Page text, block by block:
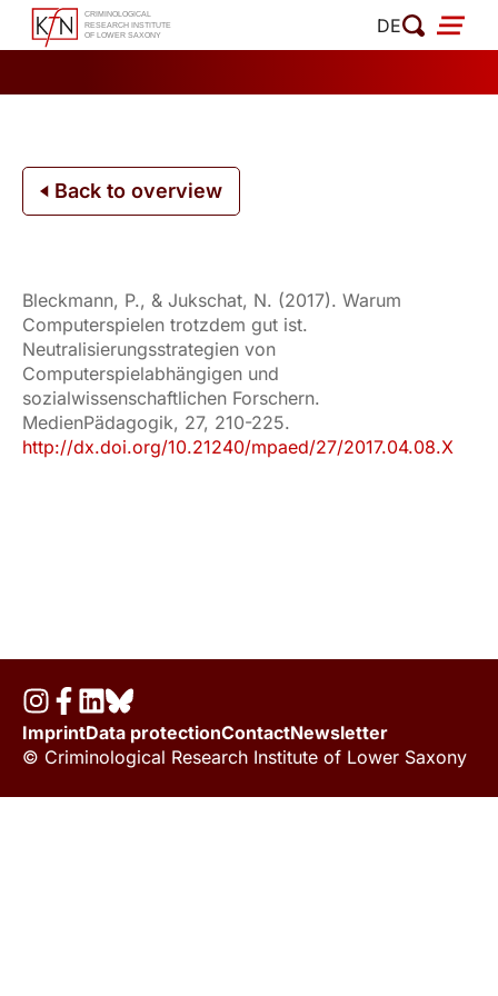
Skip
DE
Back to overview
Bleckmann, P., & Jukschat, N. (2017). Warum
Computerspielen trotzdem gut ist.
Neutralisierungsstrategien von
Computerspielabhängigen und
sozialwissenschaftlichen Forschern.
MedienPädagogik, 27, 210-225.
http://dx.doi.org/10.21240/mpaed/27/2017.04.08.X
ImprintData protectionContactNewsletter
© Criminological Research Institute of Lower Saxony